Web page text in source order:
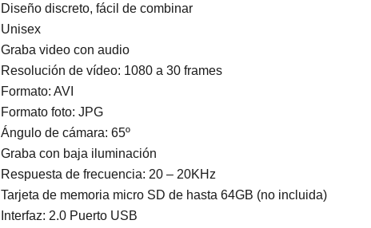
Diseño discreto, fácil de combinar
Unisex
Graba video con audio
Resolución de vídeo: 1080 a 30 frames
Formato: AVI
Formato foto: JPG
Ángulo de cámara: 65º
Graba con baja iluminación
Respuesta de frecuencia: 20 – 20KHz
Tarjeta de memoria micro SD de hasta 64GB (no incluida)
Interfaz: 2.0 Puerto USB